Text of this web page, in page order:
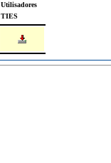
Utilisadores
TIES